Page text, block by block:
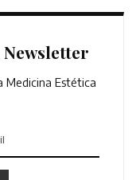
Medicina Estética